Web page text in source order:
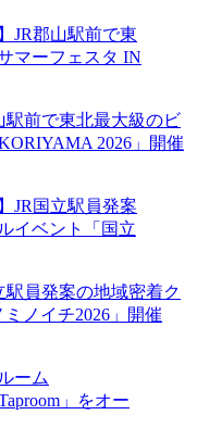
駅前で東北最大級のビ
2026」開催
駅員発案の地域密着ク
ノイチ2026」開催